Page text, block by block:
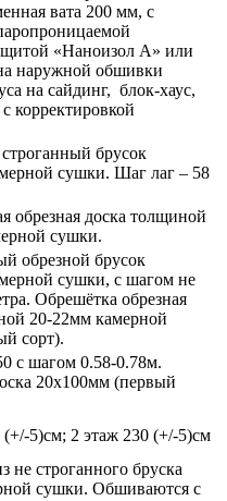
вата 200 мм, с
«Наноизол А» или
наружной обшивки
на сайдинг, блок-хаус,
корректировкой
брусок
сушки. Шаг лаг – 58
обрезная доска толщиной
сушки.
обрезной брусок
сушки, с шагом не
Обрешётка обрезная
20-22мм камерной
сорт).
с шагом 0.58-0.78м.
20х100мм (первый
(+/-5)см; 2 этаж 230 (+/-5)см
не строганного бруска
сушки. Обшиваются с